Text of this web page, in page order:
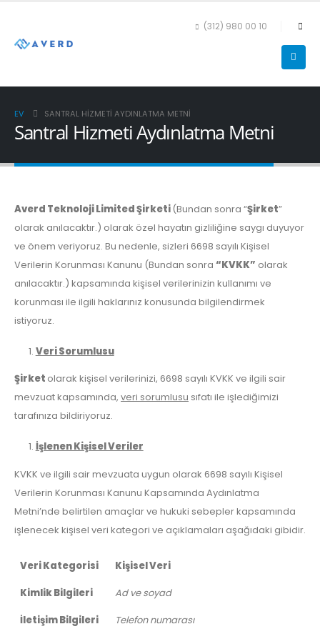
(312) 980 00 10
EV SANTRAL HIZMETI AYDINLATMA METNI
Santral Hizmeti Aydınlatma Metni
Averd Teknoloji Limited Şirketi (Bundan sonra “Şirket”
olarak anılacaktır.) olarak özel hayatın gizliliğine saygı duyuyor
ve önem veriyoruz. Bu nedenle, sizleri 6698 sayılı Kişisel
Verilerin Korunması Kanunu (Bundan sonra “KVKK” olarak
anılacaktır.) kapsamında kişisel verilerinizin kullanımı ve
korunması ile ilgili haklarınız konusunda bilgilendirmek
istiyoruz.
Veri Sorumlusu
Şirket olarak kişisel verilerinizi, 6698 sayılı KVKK ve ilgili sair
mevzuat kapsamında, veri sorumlusu sıfatı ile işlediğimizi
tarafınıza bildiriyoruz.
İşlenen Kişisel Veriler
KVKK ve ilgili sair mevzuata uygun olarak 6698 sayılı Kişisel
Verilerin Korunması Kanunu Kapsamında Aydınlatma
Metni’nde belirtilen amaçlar ve hukuki sebepler kapsamında
işlenecek kişisel veri kategori ve açıklamaları aşağıdaki gibidir.
Veri Kategorisi
Kişisel Veri
Kimlik Bilgileri
Ad ve soyad
İletişim Bilgileri
Telefon numarası